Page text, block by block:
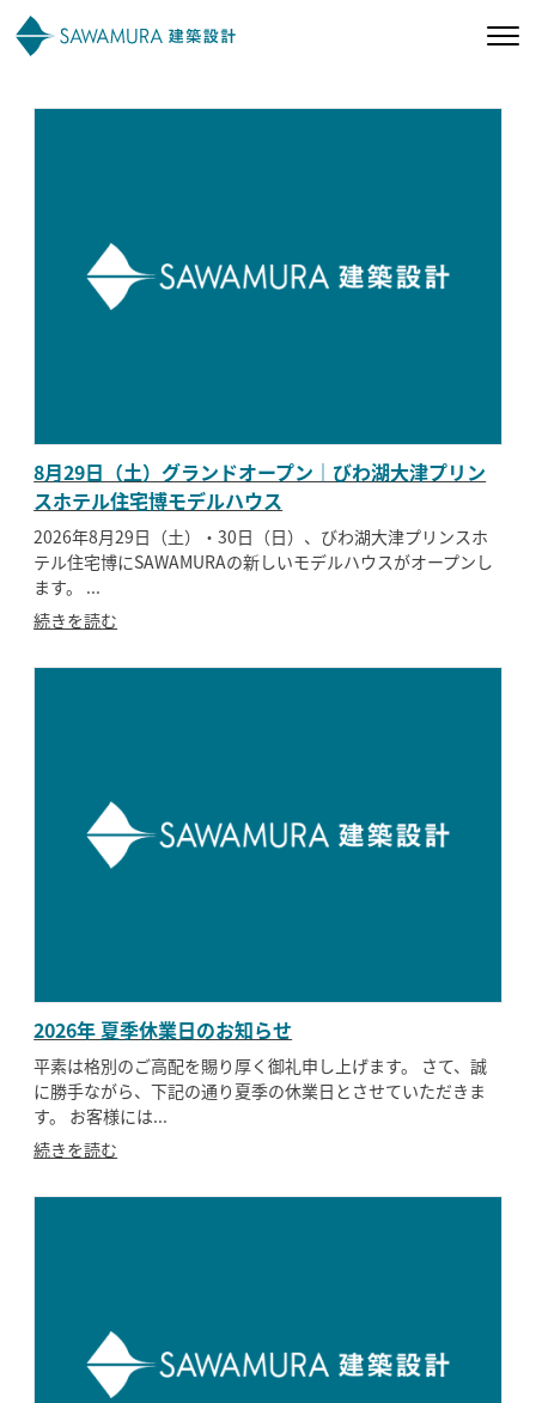
施工事例
オーナー様向け
モデルハウス イベント参加
SAWAMURAリフォーム
SAWAMURA不動産
8月29日（土）グランドオープン｜びわ湖大津プリン
スホテル住宅博モデルハウス
2026年8月29日（土）・30日（日）、びわ湖大津プリンスホ
テル住宅博にSAWAMURAの新しいモデルハウスがオープンし
ます。 ...
続きを読む
2026年 夏季休業日のお知らせ
平素は格別のご高配を賜り厚く御礼申し上げます。 さて、誠
に勝手ながら、下記の通り夏季の休業日とさせていただきま
す。 お客様には...
続きを読む